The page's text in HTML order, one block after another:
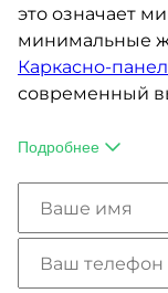
это означает
минимальные
Каркасно-
современный
на стадии
довольно
ту же цену,
Подробнее